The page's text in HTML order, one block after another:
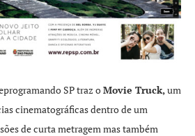
SP traz oMovie Truck,um
cinematográficas dentro de um
de curta metragem mas também